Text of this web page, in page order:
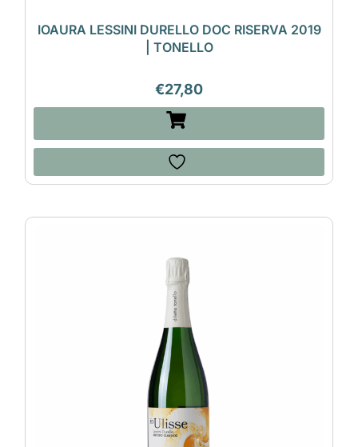
IOAURA LESSINI DURELLO DOC RISERVA 2019
| TONELLO
€27,80